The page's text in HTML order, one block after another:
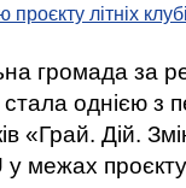
літніх
громада за
стала однією
«Грай. Дій.
у межах